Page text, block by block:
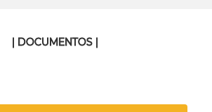
| DOCUMENTOS |